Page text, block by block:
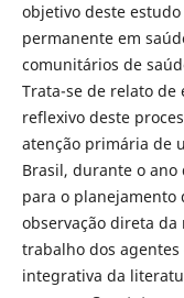
objetivo deste
permanente em
comunitários de
Trata-se de relato de
reflexivo deste
atenção primária de
Brasil, durante o ano
para o planejamento
observação direta da
trabalho dos
integrativa da